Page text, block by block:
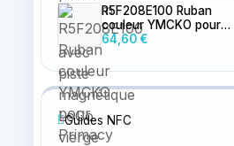
R5F208E100 Ruban
couleur YMCKO pour
Primacy 2
64,60 €
Guides NFC